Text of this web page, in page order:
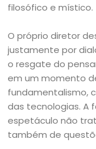
filosófico e místico.
O próprio diretor
justamente por
o resgate do
em um momento
fundamentalismo,
das tecnologias. A
espetáculo não
também de